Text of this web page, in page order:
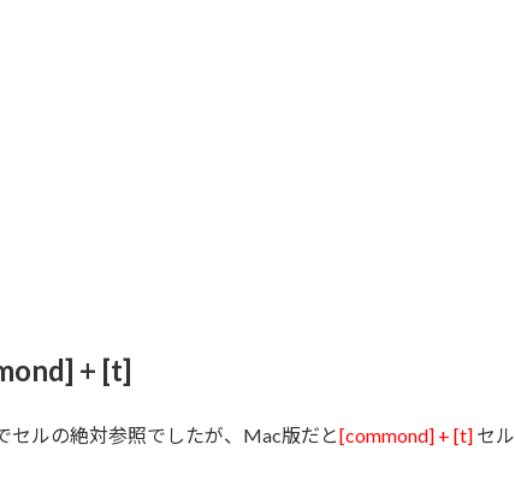
+ [t]
セルの絶対参照でしたが、Mac版だと[commond] + [t] セル